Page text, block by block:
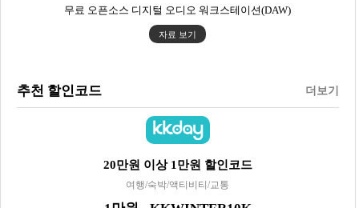
무료 오픈소스 디지털 오디오 워크스테이션(DAW)
자료 보기
추천 할인코드 더보기
20만원 이상 1만원 할인코드
여행/숙박/액티비티/교통